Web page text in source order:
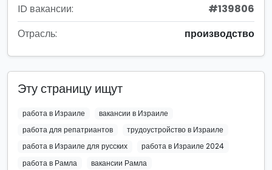
ID вакансии:
#139806
Отрасль:
производство
Эту страницу ищут
работа в Израиле
вакансии в Израиле
работа для репатриантов
трудоустройство в Израиле
работа в Израиле для русских
работа в Израиле 2024
работа в Рамла
вакансии Рамла